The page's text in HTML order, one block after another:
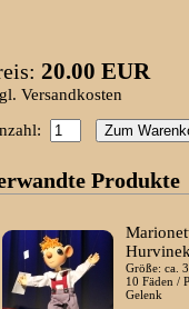
20.00 EUR
Versandkosten
Produkte
Größe: ca.
10 Fäden /
Gelenk